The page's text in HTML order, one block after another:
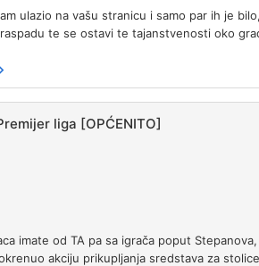
ulazio na vašu stranicu i samo par ih je
te se ostavi te tajanstvenosti oko
liga [OPĆENITO]
imate od TA pa sa igrača poput
akciju prikupljanja sredstava za